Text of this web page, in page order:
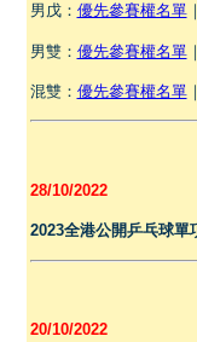
男戊： 優先參賽權名單｜
男雙： 優先參賽權名單｜
混雙： 優先參賽權名單｜
28/10/2022
2023全港公開乒乓球單
20/10/2022